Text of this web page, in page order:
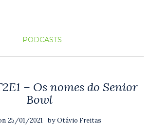
PODCASTS
– Os nomes do Senior
Bowl
25/01/2021 byOtávio Freitas